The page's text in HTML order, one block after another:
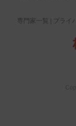
専門家一覧
プライ